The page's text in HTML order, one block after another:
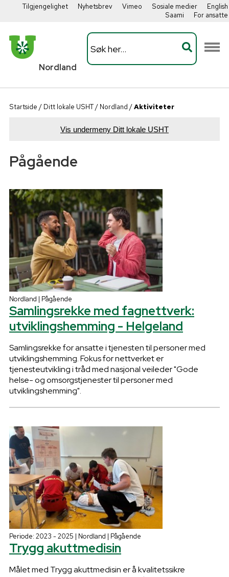
Tilgjengelighet Nyhetsbrev Vimeo Sosiale medier
English
Saami
For ansatte
Nordland
Startside / Ditt lokale USHT/ Nordland /Aktiviteter
Vis undermeny Ditt lokale USHT
Pågående
Nordland | Pågående
Samlingsrekke med fagnettverk:
utviklingshemming - Helgeland
Samlingsrekke for ansatte i tjenesten til personer med
utviklingshemming. Fokus for nettverket er
tjenesteutvikling i tråd med nasjonal veileder "Gode
helse- og omsorgstjenester til personer med
utviklingshemming".
Periode: 2023 - 2025 | Nordland | Pågående
Trygg akuttmedisin
Målet med Trygg akuttmedisin er å kvalitetssikre